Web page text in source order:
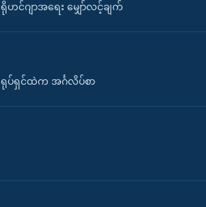
ရိုဟင်ဂျာအရေး မျှော်လင့်ချက်
ရုပ်ရှင်ထဲက အင်္ဂလိပ်စာ